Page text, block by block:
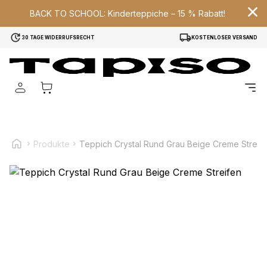
BACK TO SCHOOL: Kinderteppiche – 15 % Rabatt!
30 TAGE WIDERRUFSRECHT KOSTENLOSER VERSAND
Produkte Teppich Crystal Rund Grau Beige Creme
personalisieren, um Funktionen für soziale Medien anbieten
zu können und um unseren Traffic zu analysieren.
Außerdem geben wir Informationen über Ihre Verwendung
unserer Website an unsere Partner für soziale Medien,
Nutzung der Dienste gesammelt haben.
Notwendig